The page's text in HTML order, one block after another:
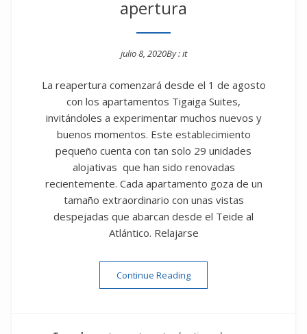
apertura
julio 8, 2020By :it
La reapertura comenzará desde el 1 de agosto
con los apartamentos Tigaiga Suites,
invitándoles a experimentar muchos nuevos y
buenos momentos. Este establecimiento
pequeño cuenta con tan solo 29 unidades
alojativas que han sido renovadas
recientemente. Cada apartamento goza de un
tamaño extraordinario con unas vistas
despejadas que abarcan desde el Teide al
Atlántico. Relajarse
Continue Reading“Tigaiga: Cuenta atrás para